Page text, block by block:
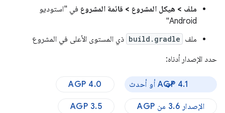
ملف > هيكل المشروع > قائمة المشروع في "استوديو
Android"
ملف build.gradle ذي المستوى الأعلى في المشروع
حدد الإصدار أدناه:
AGP 4.1 أو أحدث AGP 4.0
الإصدار 3.6 من AGP AGP 3.5